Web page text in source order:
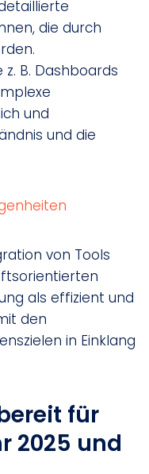
die durch
B. Dashboards
und
und die
von Tools
als effizient und
den
in Einklang
für
2025 und